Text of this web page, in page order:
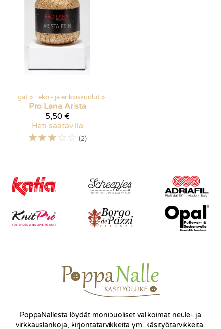
Langat ‪» Teko - ja erikoiskuidut ‪»
Pro Lana Arista
5,50 €
Heti saatavilla
☆☆☆☆ ☆ (2)
PoppaNallesta löydät monipuoliset valikoimat neule- ja
virkkauslankoja, kirjontatarvikkeita ym. käsityötarvikkeita.